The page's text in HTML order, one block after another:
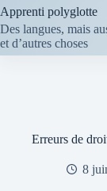
Passer
au
contenu
Apprenti polyglotte
Des langues, mais
et d’autres choses
Erreurs de
8